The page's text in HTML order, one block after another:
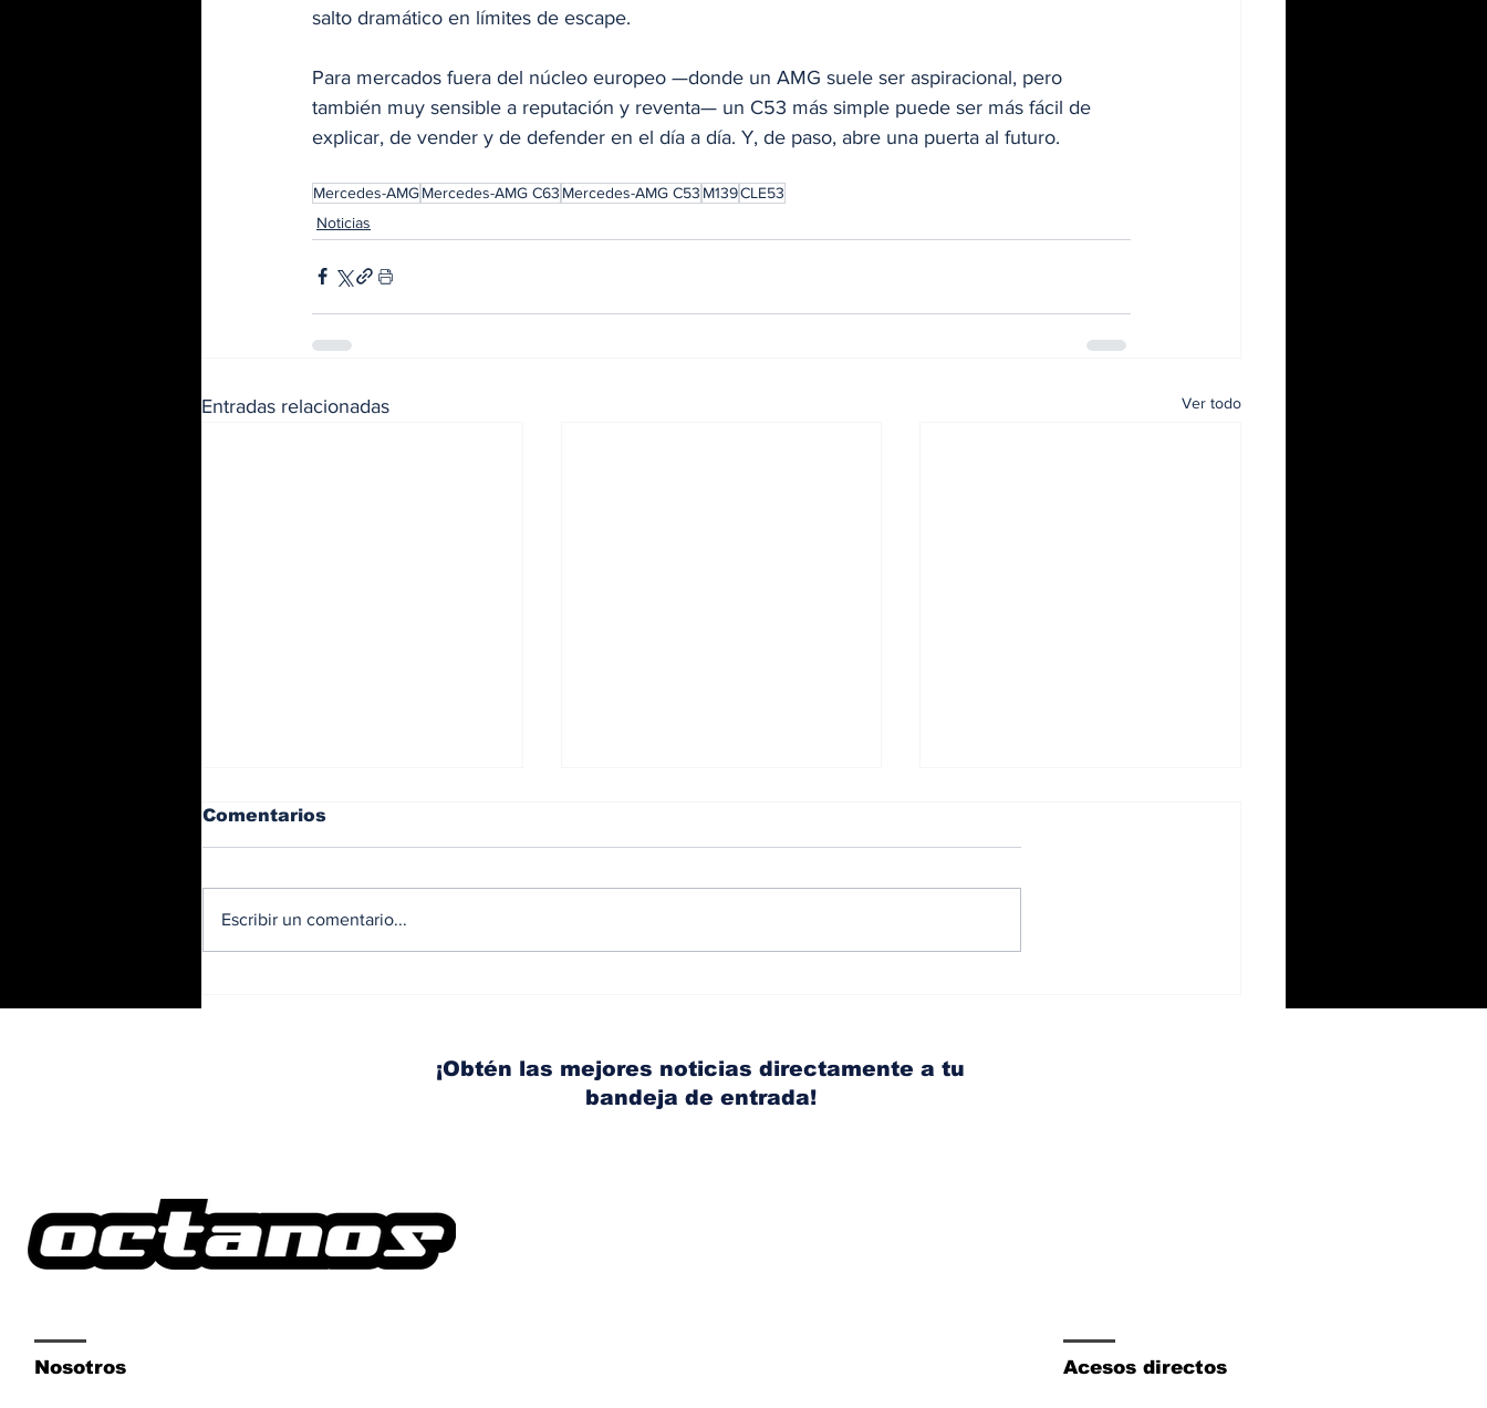
salto dramático en límites de escape.
Para mercados fuera del núcleo europeo —donde un AMG suele ser aspiracional, pero
también muy sensible a reputación y reventa— un C53 más simple puede ser más fácil de
explicar, de vender y de defender en el día a día. Y, de paso, abre una puerta al futuro.
Mercedes-AMGMercedes-AMG C63 Mercedes-AMG C53 M139CLE53
Noticias
Entradas relacionadas Ver todo
Comentarios
Escribir un comentario...
¡Obtén las mejores noticias directamente a tu
bandeja de entrada!
Nosotros Acesos directos